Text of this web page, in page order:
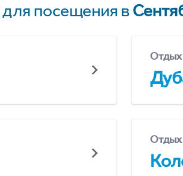
посещения в
Отдых
Отдых